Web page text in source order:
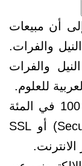
إلى أن مبيعات
والفرات.
والفرات
للعلوم.
• إن عملية الشراء هي عملية آمنة 100 في المئة
باستعمال تقنية (Secure Socket Layer) أو SSL